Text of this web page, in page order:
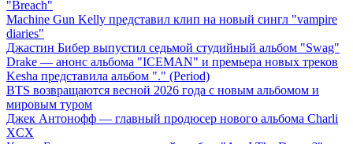
"Breach"
Machine Gun Kelly представил клип на новый сингл "vampire
diaries"
Джастин Бибер выпустил седьмой студийный альбом "Swag"
Drake — анонс альбома "ICEMAN" и премьера новых треков
Kesha представила альбом "." (Period)
BTS возвращаются весной 2026 года с новым альбомом и
мировым туром
Джек Антонофф — главный продюсер нового альбома Charli
XCX